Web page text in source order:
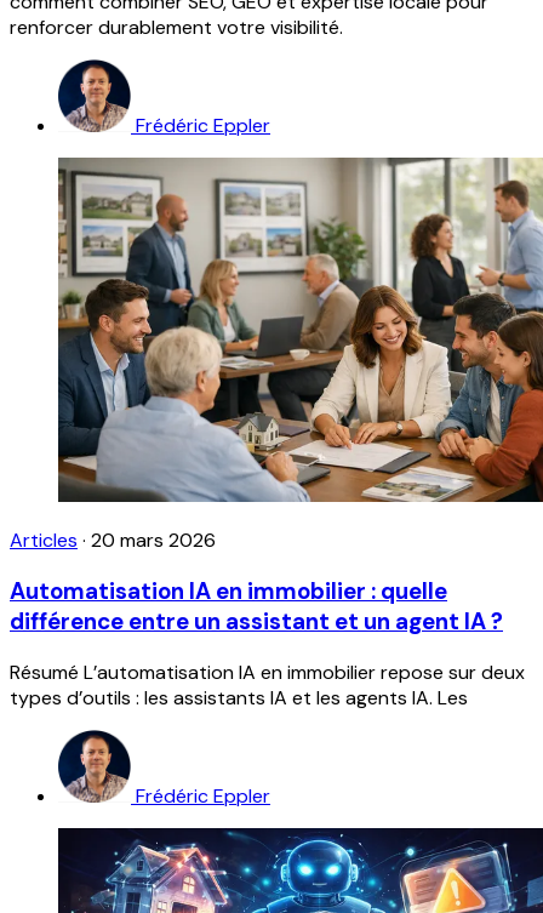
renforcer durablement votre visibilité.
Frédéric Eppler
Articles · 20 mars 2026
Automatisation IA en immobilier : quelle
différence entre un assistant et un agent IA ?
Résumé L’automatisation IA en immobilier repose sur deux
types d’outils : les assistants IA et les agents IA. Les
Frédéric Eppler